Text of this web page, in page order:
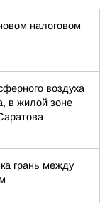
налоговом
воздуха
в жилой зоне
грань между